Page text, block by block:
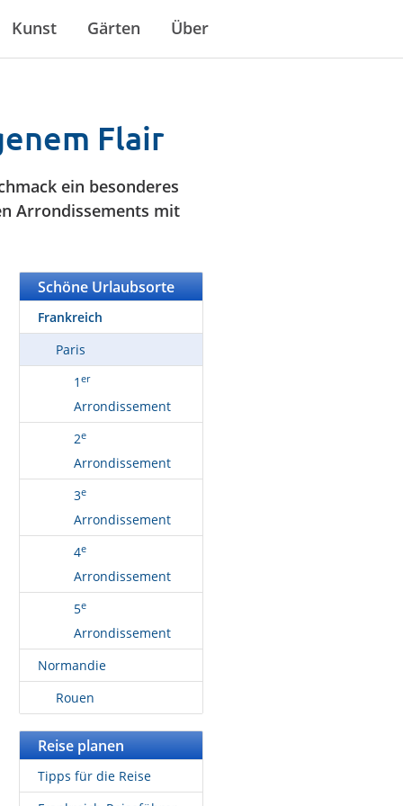
Kunst Gärten Über
Flair
ein besonderes
Arrondissements mit
Schöne Urlaubsorte
Frankreich
Paris
1er
Arrondissement
2e
Arrondissement
3e
Arrondissement
4e
Arrondissement
5e
Arrondissement
Normandie
Rouen
Reise planen
Tipps für die Reise